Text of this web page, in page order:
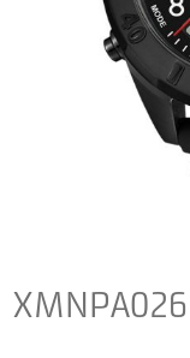
XMNPA026